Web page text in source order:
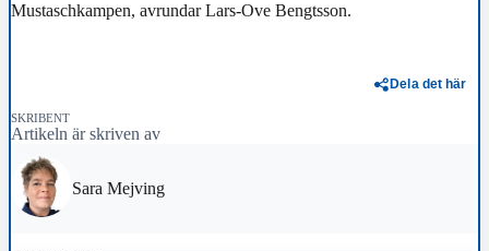
Mustaschkampen, avrundar Lars-Ove Bengtsson.
Dela det här
SKRIBENT
Artikeln är skriven av
Sara Mejving